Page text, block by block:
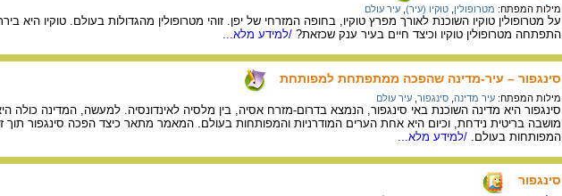
מילות המפתח: מטרופולין טוקיו (עיר) עיר עולם
על מטרופולין טוקיו השוכנת לאורך מפרץ טוקיו, בחופה המזרחי של יפן. זוהי מטרופולין מהגדולות בעולם. טוקיו היא
התפתחה מטרופולין טוקיו וכיצד חיים בעיר ענק שכזאת? /למידע מלא...
סינגפור – עיר-מדינה שהפכה ממתפתחת למפותחת
מילות המפתח: עיר מדינה סינגפור עיר עולם
סינגפור היא מדינה השוכנת באי סינגפור, הנמצא בדרום-מזרח אסיה, בין מלסיה לאינדונסיה. למעשה, המדינה כולה
מושבה בריטית נידחת, וכיום היא אחת הערים המודרניות והמפותחות בעולם. המאמר מתאר כיצד הפכה סינגפור
המפותחות בעולם. /למידע מלא...
סינגפור